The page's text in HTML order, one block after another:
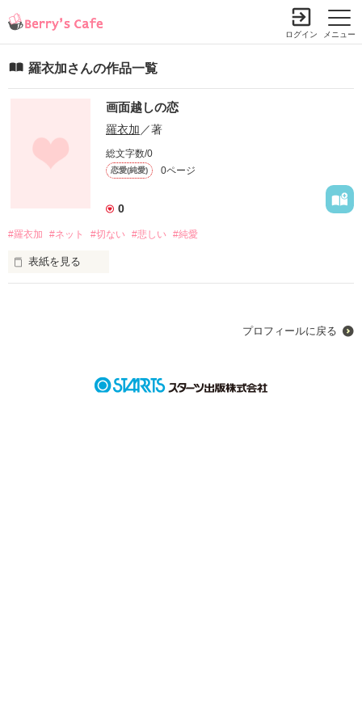
メニュー
ログイン
羅衣加さんの作品一覧
画面越しの恋
羅衣加 ／著
総文字数/0
恋愛(純愛) 0ページ
0
#羅衣加 #ネット #切ない #悲しい #純愛
表紙を見る
何回、自分の住んでる所を恨んだだろう
プロフィールに戻る